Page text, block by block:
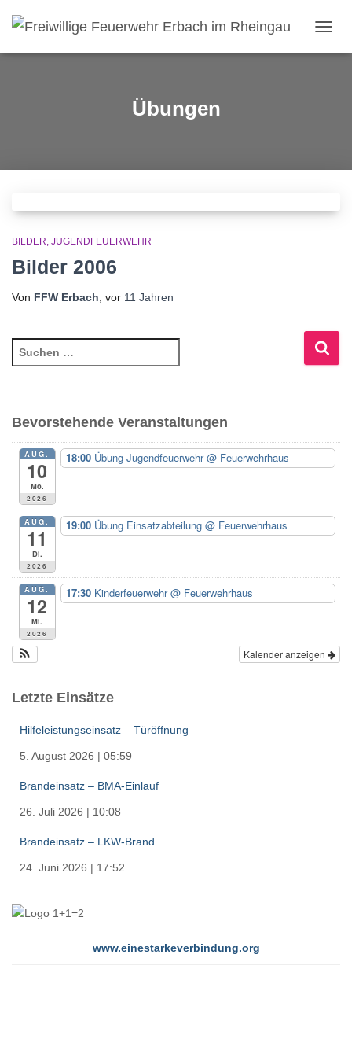
Übungen
BILDER JUGENDFEUERWEHR
Bilder 2006
Von FFW Erbach , vor 11 Jahren
u
e
Bevorstehende Veranstaltungen
AUG.
10
Mo.
2026
18:00 Übung Jugendfeuerwehr@ Feuerwehrhaus
AUG.
11
Di.
2026
19:00 Übung Einsatzabteilung @ Feuerwehrhaus
AUG.
12
Mi.
2026
17:30 Kinderfeuerwehr@ Feuerwehrhaus
Kalender anzeigen
Letzte Einsätze
Hilfeleistungseinsatz – Türöffnung
5. August 2026 | 05:59
Brandeinsatz – BMA-Einlauf
26. Juli 2026 | 10:08
Brandeinsatz – LKW-Brand
24. Juni 2026 | 17:52
www.einestarkeverbindung.org